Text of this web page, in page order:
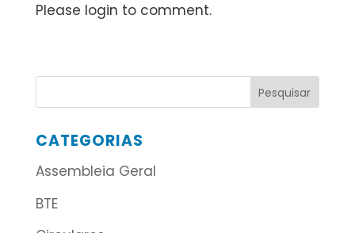
Please login to comment.
CATEGORIAS
Assembleia Geral
BTE